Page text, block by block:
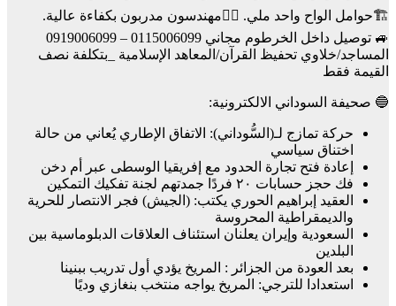
🏗️حوامل الواح واحد ملي. 👷‍♂️مهندسون مدربون بكفاءة عالية.
🚙 توصيل داخل الخرطوم مجاني 0115006099 – 0919006099
المساجد/خلاوي تحفيظ القرآن/المعاهد الإسلامية _بتكلفة نصف
القيمة فقط
🔵 صحيفة السوداني الالكترونية:
حركة تمازج لـ(السُّوداني): الاتفاق الإطاري يُعاني من حالة
اختناق سياسي
إعادة فتح تجارة الحدود مع إفريقيا الوسطى عبر أم دخن
فك حجز حسابات ٢٠ فردًا جمدتهم لجنة تفكيك التمكين
العقيد إبراهيم الحوري يكتب: (الجيش) فجر الانتصار للحرية
والديمقراطية المحروسة
السعودية وإيران يعلنان استئناف العلاقات الدبلوماسية بين
البلدين
بعد العودة من الجزائر : المريخ يؤدي أول تدريب ببنينا
استعدادا للترجي: المريخ يواجه منتخب بنغازي وديًا